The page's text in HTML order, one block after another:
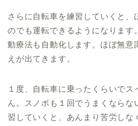
さらに自転車を練習していくと、
のでも運転できるようになります
動療法も自動化します。ほぼ無意
えが出てきます。
１度、自転車に乗ったくらいでス
ん。スノボも１回でうまくならな
習していくと、あんまり苦労しな